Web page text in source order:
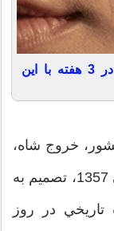
کاهش چشمگیر جای زخم و بخیه فقط در 3 هفته با این
خروج شاه،
اعلام کرده بودند، با فرار شاه در 26 دي 1357، تصميم به
در روز